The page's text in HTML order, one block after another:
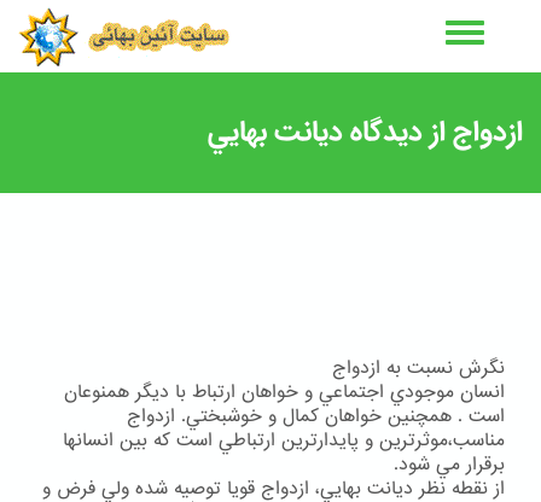
ازدواج از ديدگاه ديانت بهايي
نگرش نسبت به ازدواج
انسان موجودي اجتماعي و خواهان ارتباط با ديگر همنوعان
است . همچنين خواهان كمال و خوشبختي. ازدواج
مناسب،موثرترين و پايدارترين ارتباطي است كه بين انسانها
برقرار مي شود.
از نقطه نظر ديانت بهايي، ازدواج قويا توصيه شده ولي فرض و